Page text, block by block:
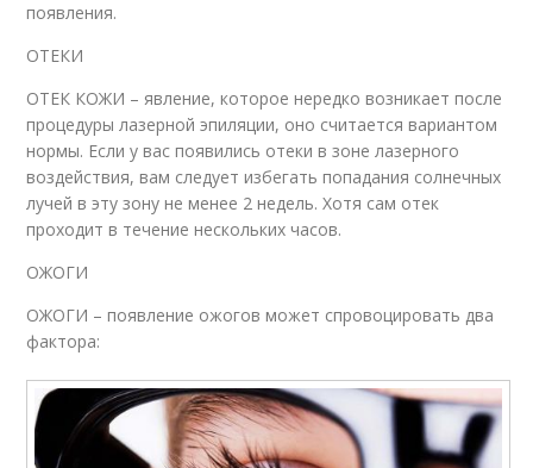
появления.
ОТЕКИ
ОТЕК КОЖИ – явление, которое нередко возникает после
процедуры лазерной эпиляции, оно считается вариантом
нормы. Если у вас появились отеки в зоне лазерного
воздействия, вам следует избегать попадания солнечных
лучей в эту зону не менее 2 недель. Хотя сам отек
проходит в течение нескольких часов.
ОЖОГИ
ОЖОГИ – появление ожогов может спровоцировать два
фактора: